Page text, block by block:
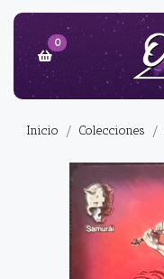
0
Inicio Colecciones